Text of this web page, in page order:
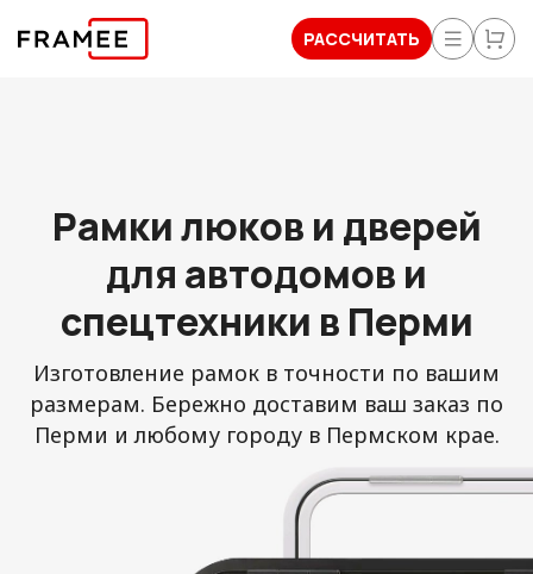
РАССЧИТАТЬ
Рамки люков и дверей
для автодомов и
спецтехники в Перми
Изготовление рамок в точности по вашим
размерам. Бережно доставим ваш заказ по
Перми и любому городу в Пермском крае.